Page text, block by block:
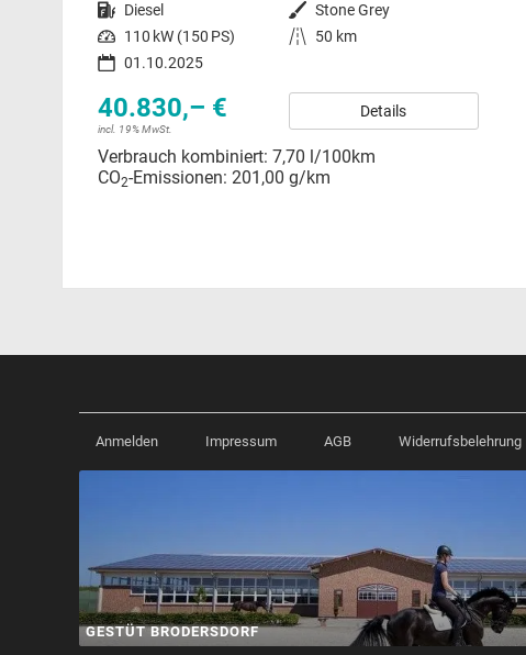
Kraftstoff Diesel Außenfarbe Stone Grey
Leistung 110 kW (150 PS) Kilometerstand
50 km
01.10.2025
40.830,– €
incl. 19% MwSt.
Details
Verbrauch kombiniert: 7,70 l/100km
CO2-Emissionen: 201,00 g/km
Anmelden Impressum AGB Widerrufsbelehrung
GESTÜT BRODERSDORF